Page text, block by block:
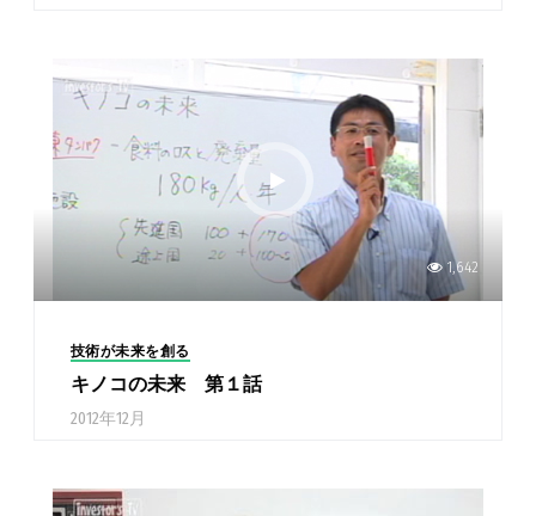
1,642
技術が未来を創る
キノコの未来 第１話
2012年12月